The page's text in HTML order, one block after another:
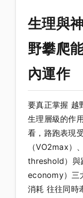
生理與
野攀爬
內運作
要真正掌握 越
生理層級的作
看，路跑表現
（VO2max）
threshold）與
economy）三
消耗 往往同時